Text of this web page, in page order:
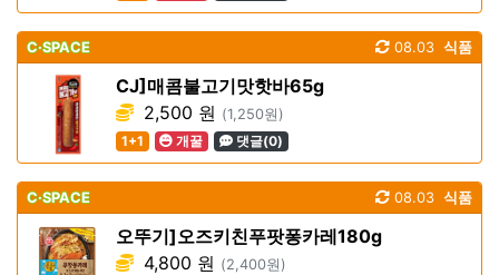
C·SPACE 식품
08.03
CJ]매콤불고기맛핫바65g
2,500 원 (1,250원)
1+1
개꿀 댓글(0)
C·SPACE 식품
08.03
오뚜기]오즈키친푸팟퐁카레180g
4,800 원 (2,400원)